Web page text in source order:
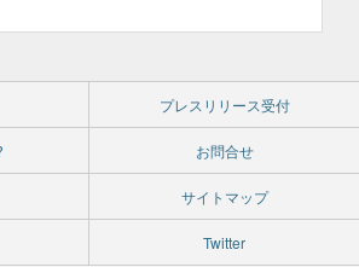
プレスリリース受付
お問合せ
サイトマップ
Twitter